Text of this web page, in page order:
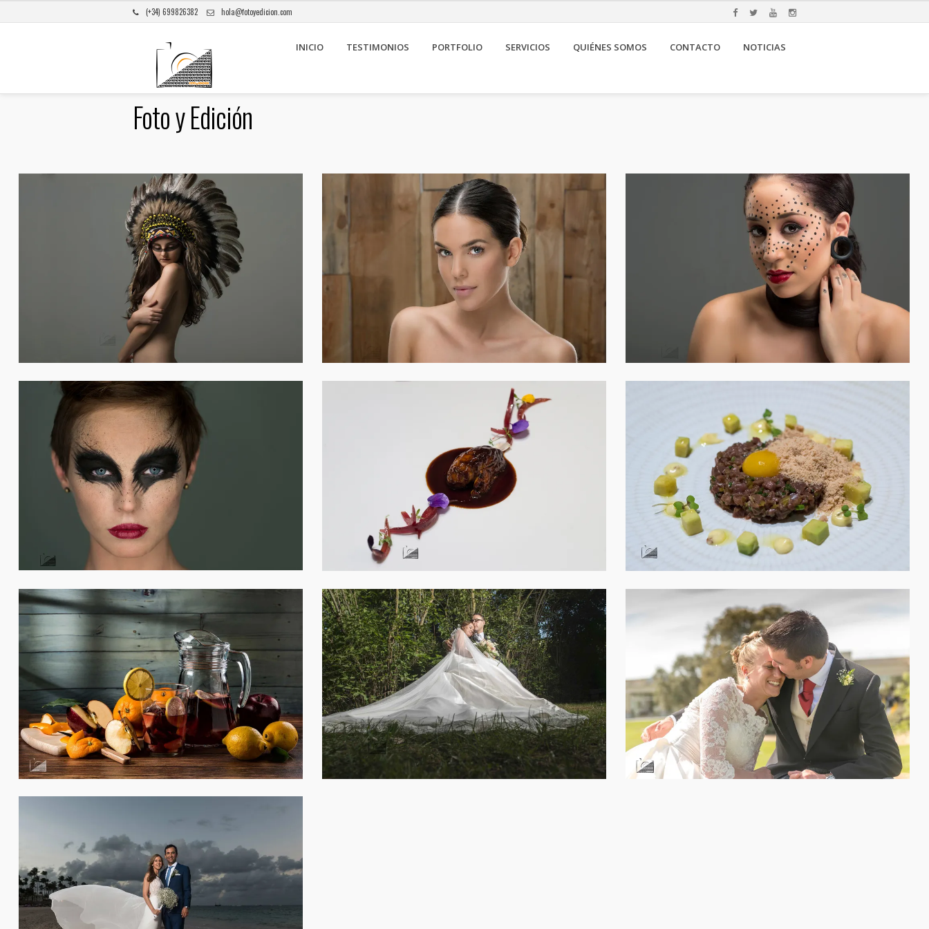
(+34) 699826382 hola@fotoyedicion.com
INICIO TESTIMONIOS PORTFOLIO SERVICIOS QUIÉNES SOMOS CONTACTO NOTICIAS
Foto y Edición